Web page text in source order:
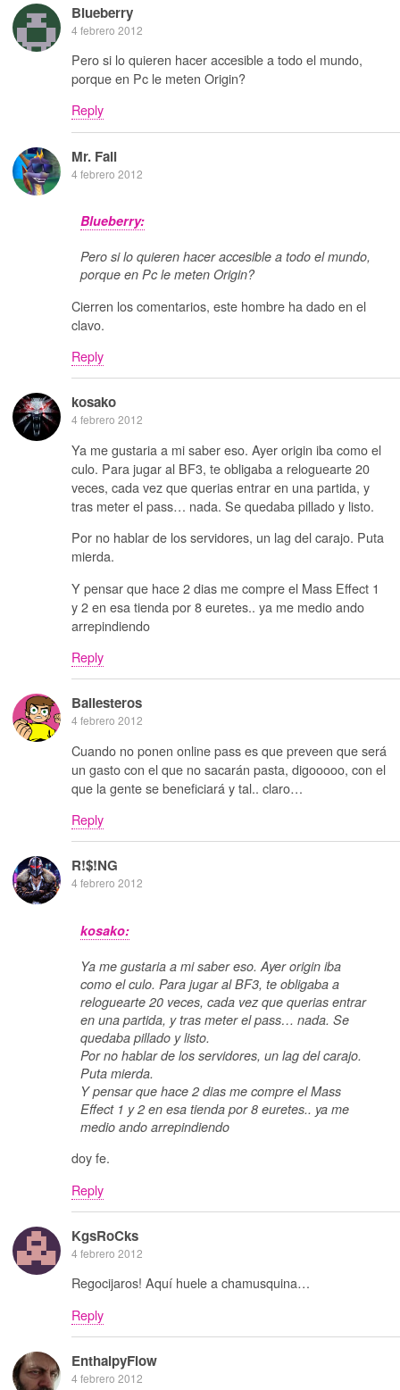
Blueberry
4 febrero 2012
Pero si lo quieren hacer accesible a todo el mundo,
porque en Pc le meten Origin?
Reply
Mr. Fail
4 febrero 2012
Blueberry:
Pero si lo quieren hacer accesible a todo el mundo,
porque en Pc le meten Origin?
Cierren los comentarios, este hombre ha dado en el
clavo.
Reply
kosako
4 febrero 2012
Ya me gustaria a mi saber eso. Ayer origin iba como el
culo. Para jugar al BF3, te obligaba a reloguearte 20
veces, cada vez que querias entrar en una partida, y
tras meter el pass… nada. Se quedaba pillado y listo.
Por no hablar de los servidores, un lag del carajo. Puta
mierda.
Y pensar que hace 2 dias me compre el Mass Effect 1
y 2 en esa tienda por 8 euretes.. ya me medio ando
arrepindiendo
Reply
Ballesteros
4 febrero 2012
Cuando no ponen online pass es que preveen que será
un gasto con el que no sacarán pasta, digooooo, con el
que la gente se beneficiará y tal.. claro…
Reply
R!$!NG
4 febrero 2012
kosako:
Ya me gustaria a mi saber eso. Ayer origin iba
como el culo. Para jugar al BF3, te obligaba a
reloguearte 20 veces, cada vez que querias entrar
en una partida, y tras meter el pass… nada. Se
quedaba pillado y listo.
Por no hablar de los servidores, un lag del carajo.
Puta mierda.
Y pensar que hace 2 dias me compre el Mass
Effect 1 y 2 en esa tienda por 8 euretes.. ya me
medio ando arrepindiendo
doy fe.
Reply
KgsRoCks
4 febrero 2012
Regocijaros! Aquí huele a chamusquina…
Reply
EnthalpyFlow
4 febrero 2012